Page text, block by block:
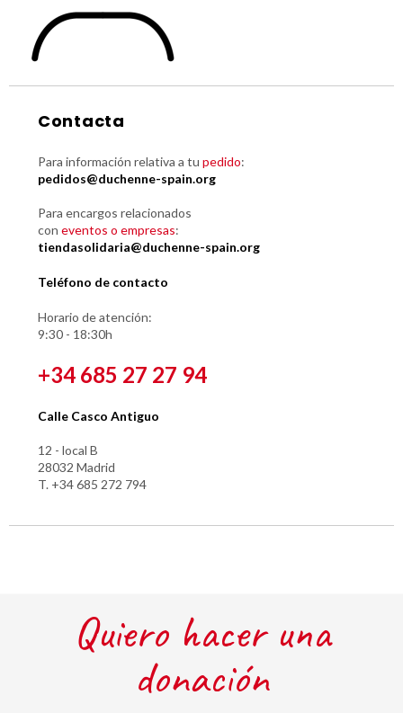
Contacta
Para información relativa a tu pedido:
pedidos@duchenne-spain.org
Para encargos relacionados
con eventos o empresas:
tiendasolidaria@duchenne-spain.org
Teléfono de contacto
Horario de atención:
9:30 - 18:30h
+34 685 27 27 94
Calle Casco Antiguo
12 - local B
28032 Madrid
T. +34 685 272 794
Quiero hacer una
donación